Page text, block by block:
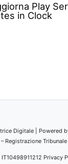
Play
in Clock
Digitale | Powered
Registrazione
IT10498911212 Privacy